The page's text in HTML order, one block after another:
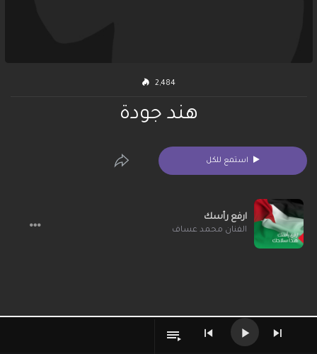
2,484
هند جودة
استمع للكل
ارفع رأسك
الفنان محمد عساف